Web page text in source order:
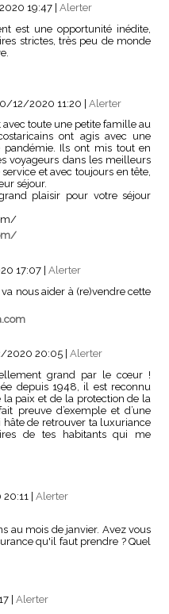
19:47
Alerter
est une opportunité inédite,
strictes, très peu de monde
12/2020 11:20 | Alerter
toute une petite famille au
ont agis avec une
pandémie. Ils ont mis tout en
voyageurs dans les meilleurs
et avec toujours en tête,
séjour.
plaisir pour votre séjour
17:07
Alerter
nous aider à (re)vendre cette
2020 20:05 Alerter
grand par le cœur !
depuis 1948, il est reconnu
paix et de la protection de la
preuve d’exemple et d’une
hâte de retrouver ta luxuriance
de tes habitants qui me
Alerter
au mois de janvier. Avez vous
qu'il faut prendre ? Quel
Alerter